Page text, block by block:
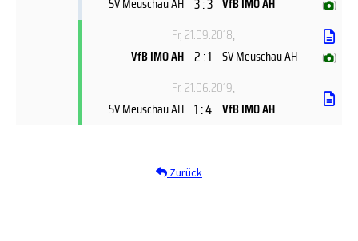
( )
Fr, 21.09.2018,
VfB IMO AH 2 : 1 SV Meuschau AH ( )
Fr, 21.06.2019,
SV Meuschau AH 1 : 4 VfB IMO AH
Zurück